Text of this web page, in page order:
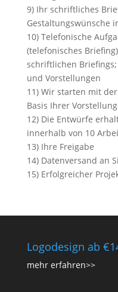
9) Ihr schriftliches
Gestaltungswünsche
10) Telefonische
(telefonisches
schriftlichen
und Vorstellungen
11) Wir starten mit
Basis Ihrer
12) Die Entwürfe
innerhalb von 10
13) Ihre Freigabe
14) Datenversand an
15) Erfolgreicher
Logodesign ab
mehr erfahren>>